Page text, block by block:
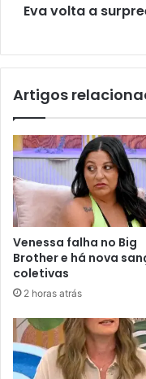
Eva volta a
Artigos
Venessa falha no Big
Brother e há nova
coletivas
2 horas atrás